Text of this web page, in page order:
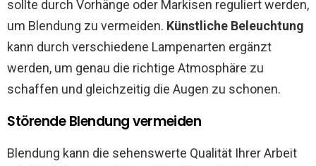
sollte durch Vorhänge oder Markisen reguliert werden,
um Blendung zu vermeiden. Künstliche Beleuchtung
kann durch verschiedene Lampenarten ergänzt
werden, um genau die richtige Atmosphäre zu
schaffen und gleichzeitig die Augen zu schonen.
Störende Blendung vermeiden
Blendung kann die sehenswerte Qualität Ihrer Arbeit